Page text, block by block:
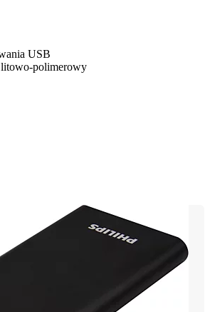
USB
polimerowy